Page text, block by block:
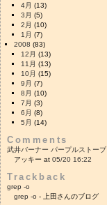
4月 (13)
3月 (5)
2月 (10)
1月 (7)
2008 (83)
12月 (13)
11月 (13)
10月 (15)
9月 (7)
8月 (10)
7月 (3)
6月 (8)
5月 (14)
Comments
武井バーナー パープルストー
アッキー at 05/20 16:22
Trackback
grep -o
grep -o - 上田さんのブログ